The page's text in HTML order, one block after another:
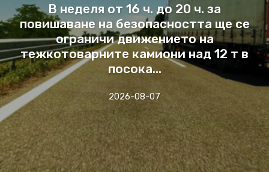
В неделя от 16 ч. до 20 ч. за
повишаване на безопасността ще се
ограничи движението на
тежкотоварните камиони над 12 т в
посока...
2026-08-07